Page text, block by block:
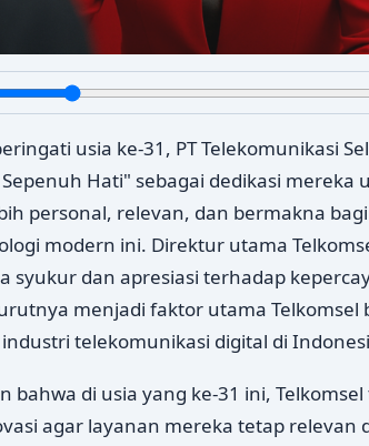
usia ke-31, PT Telekomunikasi
Hati" sebagai dedikasi mereka
personal, relevan, dan bermakna
modern ini. Direktur utama
syukur dan apresiasi terhadap
menjadi faktor utama Telkomsel
telekomunikasi digital di
bahwa di usia yang ke-31 ini,
agar layanan mereka tetap relevan